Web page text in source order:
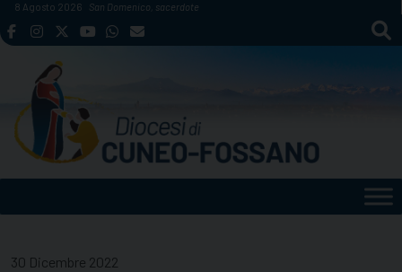
Skip
to
8 Agosto 2026 San Domenico, sacerdote
30 Dicembre 2022